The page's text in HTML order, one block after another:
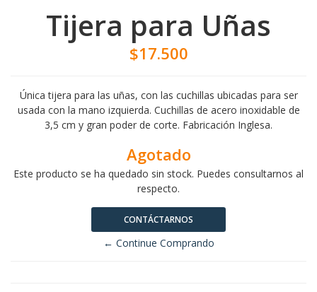
Tijera para Uñas
$17.500
Única tijera para las uñas, con las cuchillas ubicadas para ser
usada con la mano izquierda. Cuchillas de acero inoxidable de
3,5 cm y gran poder de corte. Fabricación Inglesa.
Agotado
Este producto se ha quedado sin stock. Puedes consultarnos al
respecto.
CONTÁCTARNOS
← Continue Comprando